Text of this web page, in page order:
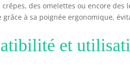
des omelettes ou encore des
grâce à sa poignée ergonomique,
et